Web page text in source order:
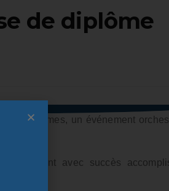
de diplôme
diplômes, un événement
qui ont avec succès